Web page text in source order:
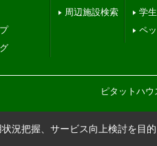
周辺施設検索
学
ペ
ピタットハ
況把握、サービス向上検討を目